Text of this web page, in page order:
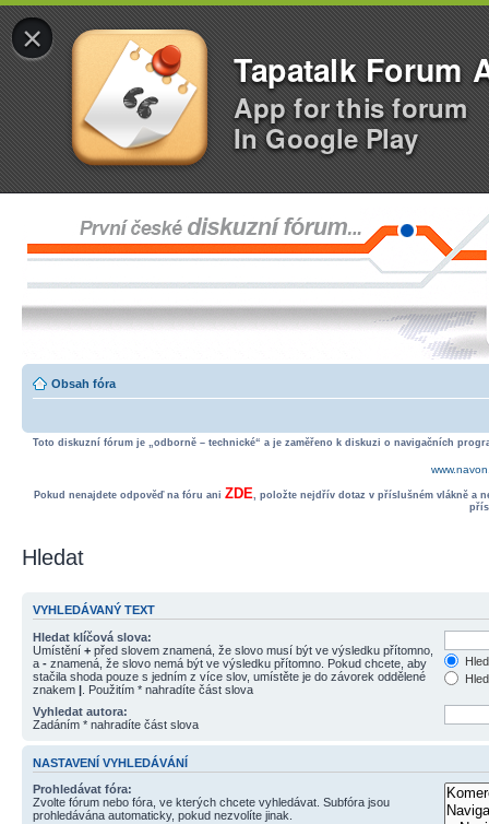
×
Tapatalk Forum
App for this forum
In Google Play
Obsah fóra
Toto diskuzní fórum je „odborně – technické“ a je zaměřeno k diskuzi o navigačních
Pokud nenajdete odpověď na fóru ani ZDE, položte nejdřív dotaz v příslušném vlákně a
Hledat
VYHLEDÁVANÝ TEXT
Hledat klíčová slova:
Umístění + před slovem znamená, že slovo musí být ve výsledku přítomno,
a - znamená, že slovo nemá být ve výsledku přítomno. Pokud chcete, aby
stačila shoda pouze s jedním z více slov, umístěte je do závorek oddělené
znakem | . Použitím * nahradíte část slova
Vyhledat autora:
Zadáním * nahradíte část slova
NASTAVENÍ VYHLEDÁVÁNÍ
Prohledávat fóra:
Zvolte fórum nebo fóra, ve kterých chcete vyhledávat. Subfóra jsou
prohledávána automaticky, pokud nezvolíte jinak.